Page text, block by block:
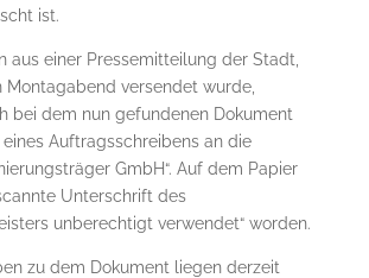
ist.
aus einer Pressemitteilung der Stadt,
Montagabend versendet wurde,
bei dem nun gefundenen Dokument
eines Auftragsschreibens an die
GmbH“. Auf dem Papier
Unterschrift des
unberechtigt verwendet“ worden.
zu dem Dokument liegen derzeit